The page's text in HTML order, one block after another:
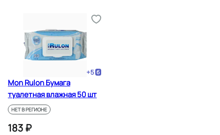
+5
Mon Rulon Бумага
туалетная влажная 50 шт
НЕТ В РЕГИОНЕ
183 ₽